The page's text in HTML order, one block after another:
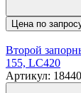
Цена по
Второй
155, LC420
Артикул: